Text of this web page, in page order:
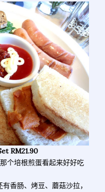
RM21.90
个培根煎蛋看起来好好吃
香肠、烤豆、蘑菇沙拉，